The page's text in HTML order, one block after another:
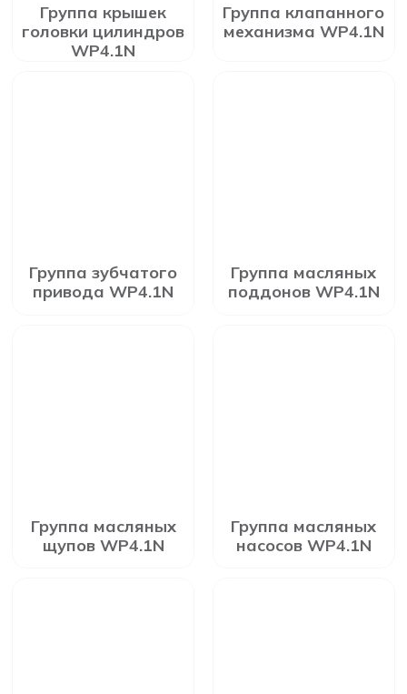
Группа крышек
головки цилиндров
WP4.1N
Группа клапанного
механизма WP4.1N
Группа зубчатого
привода WP4.1N
Группа масляных
поддонов WP4.1N
Группа масляных
щупов WP4.1N
Группа масляных
насосов WP4.1N